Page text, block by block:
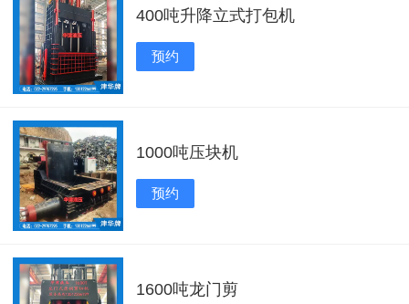
400吨升降立式打包机
预约
1000吨压块机
预约
1600吨龙门剪